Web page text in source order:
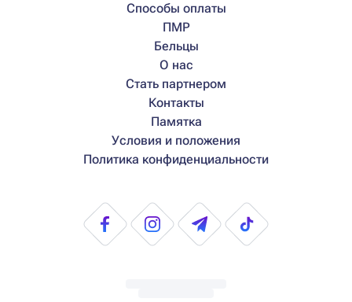
Способы оплаты
ПМР
Бельцы
О нас
Стать партнером
Контакты
Памятка
Условия и положения
Политика конфиденциальности